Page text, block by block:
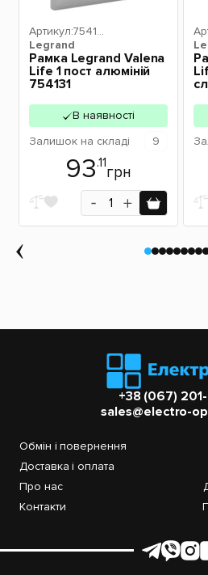
Legrand
Артикул:75413
1
Рамка Legrand Valena
Life 1 пост алюміній
754131
В наявності
Залишок на складі 9
93.11
грн
+38 (067)
sales@electro-
Обмін і повернення
Доставка і оплата
Про нас
Контакти